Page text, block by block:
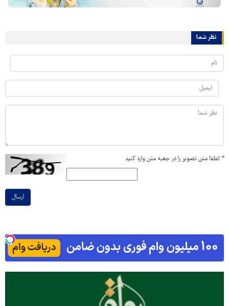
نظر شما
* لطفا متن تصویر را در جعبه متن وارد کنید
ارسال